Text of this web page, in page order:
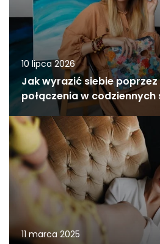
10 lipca 2026
Jak wyrazić siebie
połączenia w
11 marca 2025